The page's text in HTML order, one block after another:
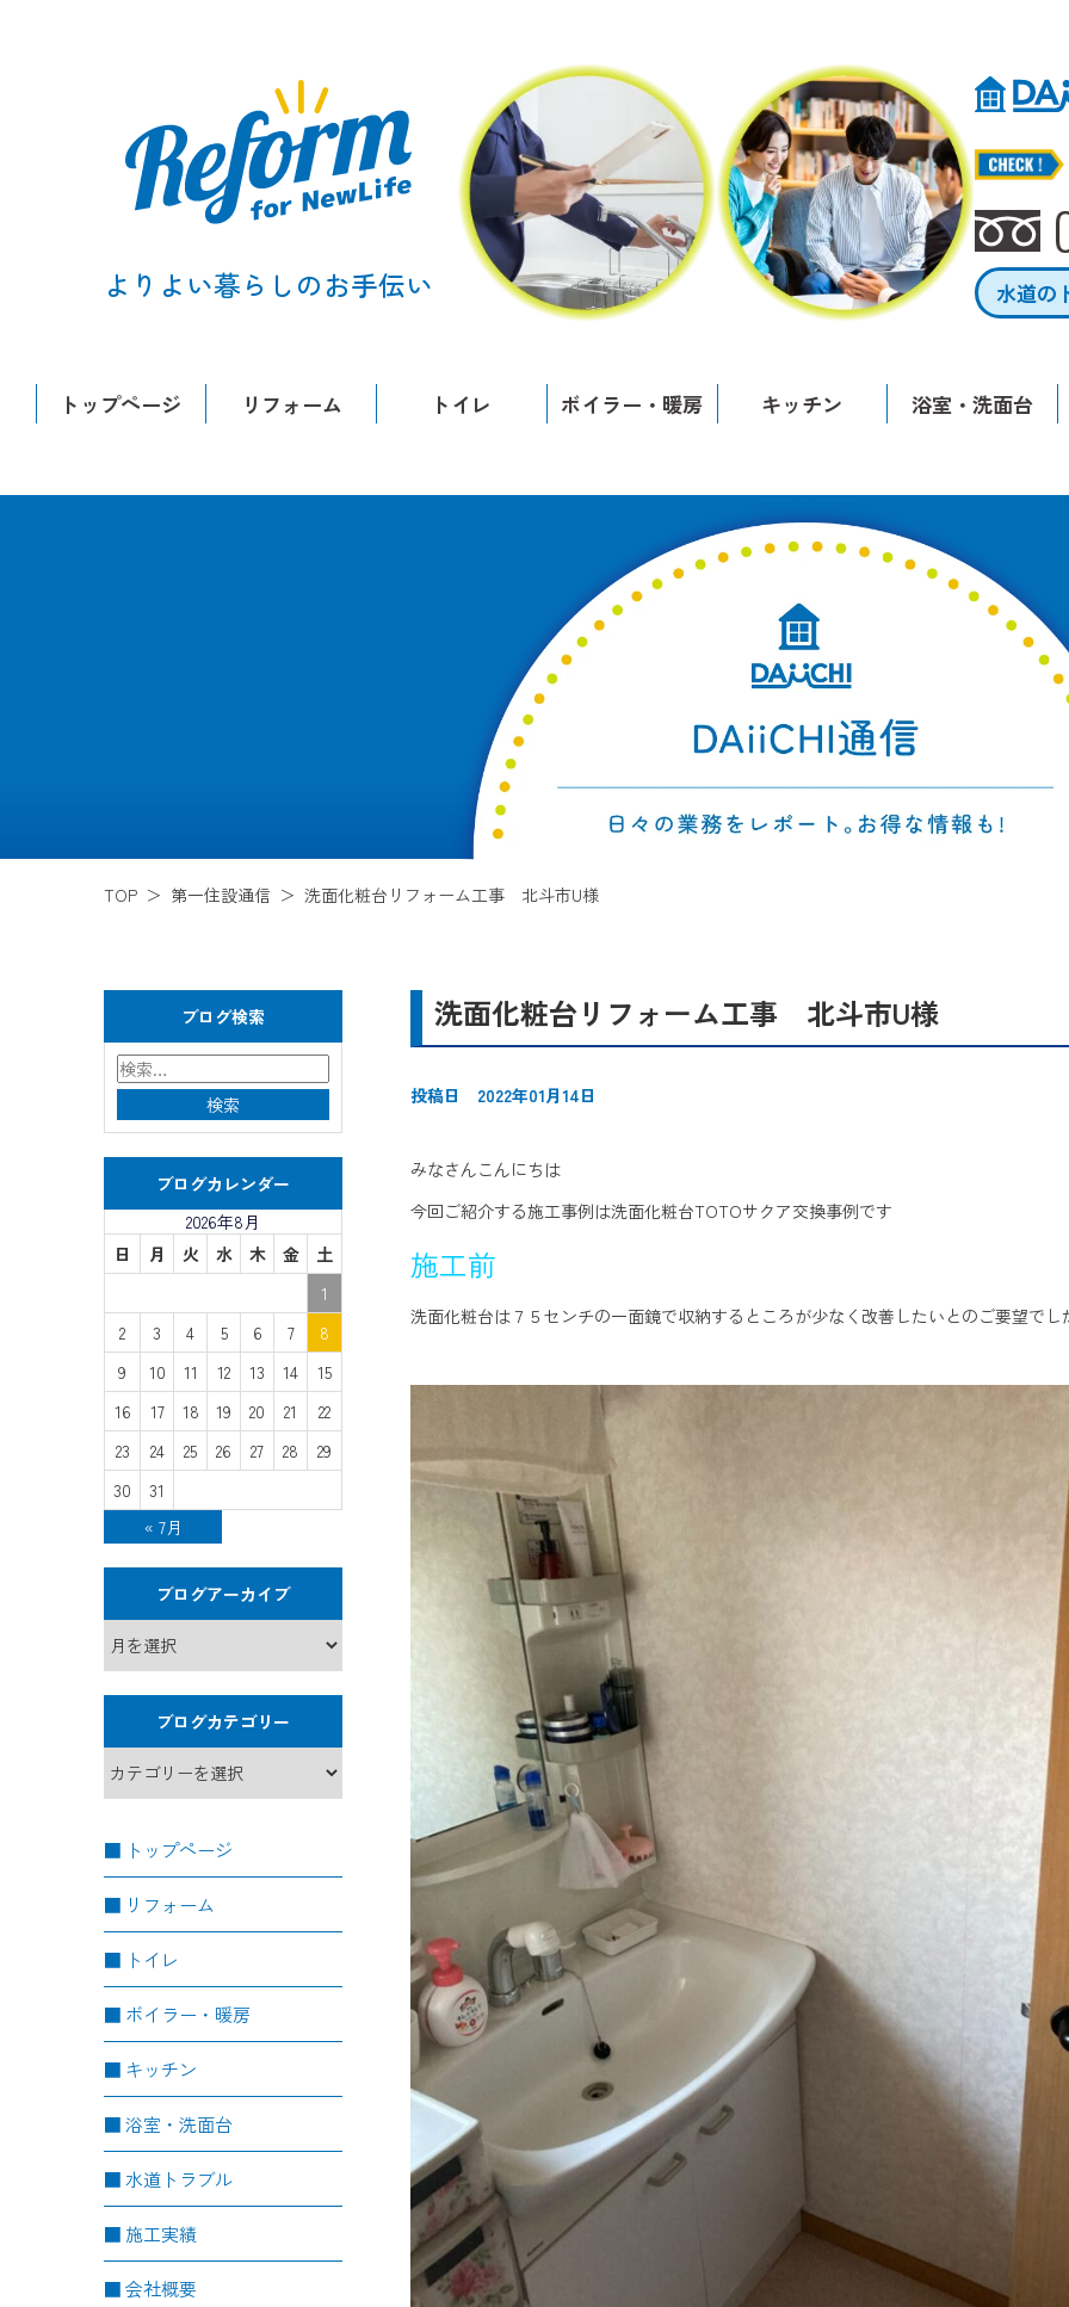
よりよい暮らしのお手伝い 水道の
トップページ リフォーム トイレ ボイラー・暖房 キッチン 浴室・洗面台
TOP 第一住設通信 洗面化粧台リフォーム工事 北斗市U様
ブログ検索
ブログカレンダー
2026年8月
日
月 火 水 木 金
土
1
2
3 4 5 6 7
8
9
10 11 12 13 14
15
16
17 18 19 20 21
22
23
24 25 26 27 28
29
30
31
« 7月
ブログアーカイブ
ブログカテゴリー
トップページ
リフォーム
トイレ
ボイラー・暖房
キッチン
浴室・洗面台
水道トラブル
施工実績
会社概要
洗面化粧台リフォーム工事 北斗市U様
投稿日 2022年01月14日
みなさんこんにちは
今回ご紹介する施工事例は洗面化粧台TOTOサクア交換事例です
施工前
洗面化粧台は７５センチの一面鏡で収納するところが少なく改善したいとのご要望でし